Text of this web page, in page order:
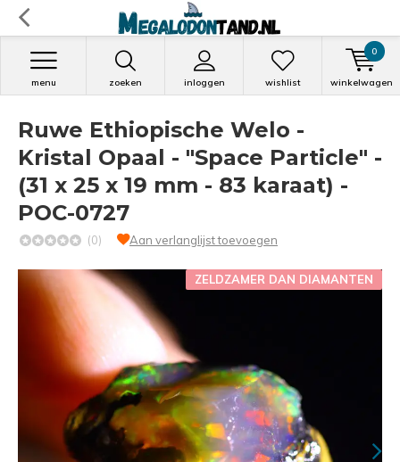
zoeken inloggen
menu wishlist winkelwagen
0
Ruwe Ethiopische Welo -
Kristal Opaal - "Space Particle" -
(31 x 25 x 19 mm - 83 karaat) -
POC-0727
(0) Aan verlanglijst toevoegen
ZELDZAMER DAN DIAMANTEN